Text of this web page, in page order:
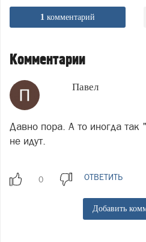
1 комментарий
Комментарии
Павел
Давно пора. А то иногда так
не идут.
ОТВЕТИТЬ
Добавить